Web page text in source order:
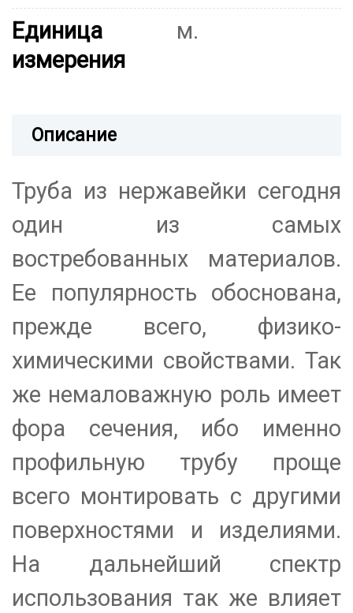
Единица
измерения
м.
Описание
Труба из нержавейки сегодня
один из самых
востребованных материалов.
Ее популярность обоснована,
прежде всего, физико-
химическими свойствами. Так
же немаловажную роль имеет
фора сечения, ибо именно
профильную трубу проще
всего монтировать с другими
поверхностями и изделиями.
На дальнейший спектр
использования так же влияет